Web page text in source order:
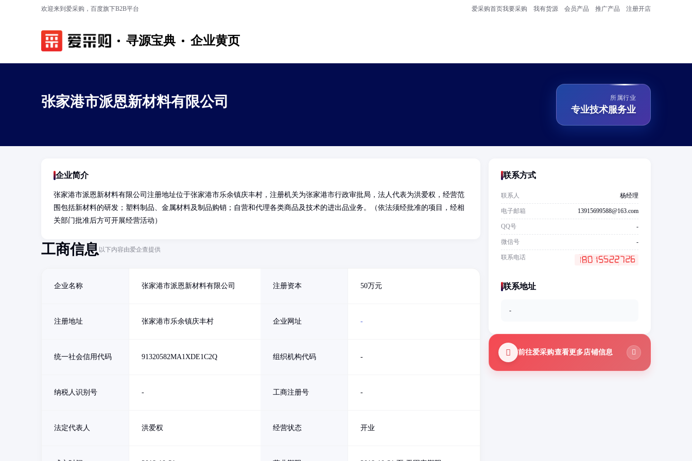
欢迎来到爱采购，百度旗下B2B平台 爱采购首页我要采购 我有货源 会员产品 推广产品 注册开店
寻源宝典 企业黄页
张家港市派恩新材料有限公司 所属行业
专业技术服务业
企业简介
张家港市派恩新材料有限公司注册地址位于张家港市乐余镇庆丰村，注册机关为张家港市行政审批局，法人代表为洪爱权，经营范
围包括新材料的研发；塑料制品、金属材料及制品购销；自营和代理各类商品及技术的进出品业务。（依法须经批准的项目，经相
关部门批准后方可开展经营活动）
工商信息以下内容由爱企查提供
企业名称 张家港市派恩新材料有限公司 注册资本 50万元
注册地址 张家港市乐余镇庆丰村 企业网址 -
统一社会信用代码 91320582MA1XDE1C2Q 组织机构代码 -
纳税人识别号 - 工商注册号 -
法定代表人 洪爱权 经营状态 开业
联系方式
联系人 杨经理
电子邮箱 13915699588@163.com
QQ号 -
微信号 -
联系电话
联系地址
-
前往爱采购查看更多店铺信息